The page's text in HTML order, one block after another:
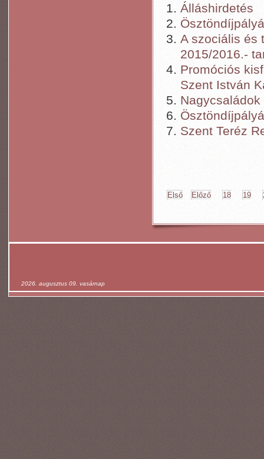
Álláshirdetés
A szociális és
2015/2016.-
Promóciós
Szent István
Szent Teréz
Első Előző 18 19
2026. augusztus 09. vasárnap